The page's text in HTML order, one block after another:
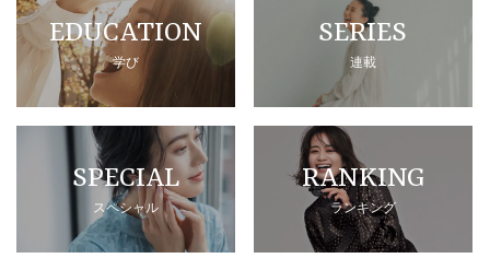
EDUCATION
学び
SERIES
連載
SPECIAL
スペシャル
RANKING
ランキング